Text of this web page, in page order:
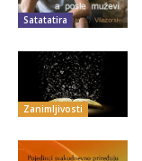
Satatatira
Zanimljivosti